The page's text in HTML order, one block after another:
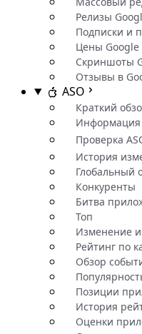
Релизы
Подписки и
Цены Google
Скриншоты
Отзывы в
ASO
Краткий
Проверка
История
Глобальный
Конкуренты
Битва
Топ
Изменение
Рейтинг по
Обзор
Позиции
История
Оценки